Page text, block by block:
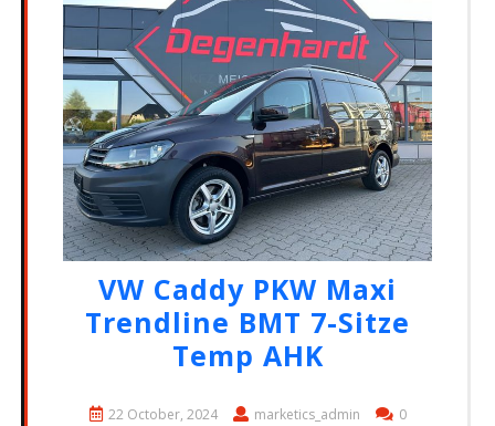
VW Caddy PKW Maxi
Trendline BMT 7-Sitze
Temp AHK
22 October, 2024 marketics_admin
0